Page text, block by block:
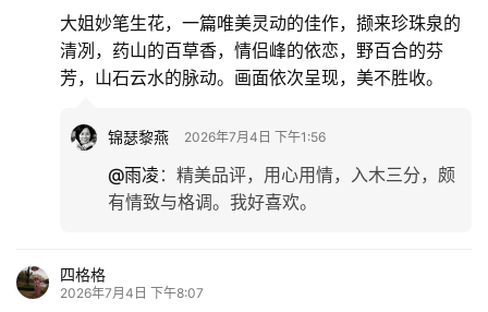
大姐妙笔生花，一篇唯美灵动的佳作，撷来珍珠泉的
清冽，药山的百草香，情侣峰的依恋，野百合的芬
芳，山石云水的脉动。画面依次呈现，美不胜收。
锦瑟黎燕 2026年7月4日 下午1:56
@雨凌 ： 精美品评，用心用情，入木三分，颇
有情致与格调。我好喜欢。
四格格
2026年7月4日 下午8:07